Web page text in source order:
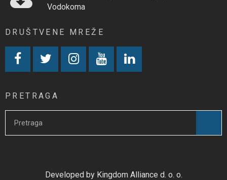
Vodokoma
DRUŠTVENE MREŽE
PRETRAGA
Developed by Kingdom Alliance d. o. o.